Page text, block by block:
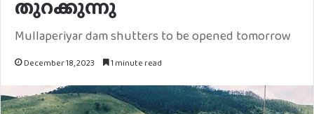
തുറക്കുന്നു
Mullaperiyar dam shutters to be opened tomorrow
December 18, 2023 1 minute read